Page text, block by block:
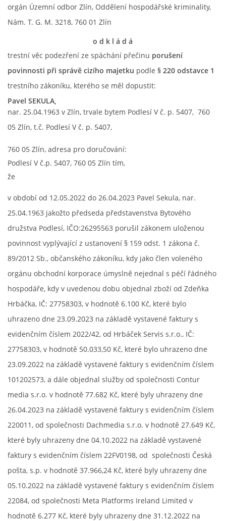
MOHLO BY SE VÁM HODIT!
VIDEO
FOTOALBUM
orgán Územní odbor Zlín, Oddělení hospodářské kriminality,
Nám. T. G. M. 3218, 760 01 Zlín
o d k l á d á
trestní věc podezření ze spáchání přečinu porušení
povinnosti při správě cizího majetku podle § 220 odstavce 1
trestního zákoníku, kterého se měl dopustit:
Pavel SEKULA,
nar. 25.04.1963 v Zlín, trvale bytem Podlesí V č. p. 5407, 760
05 Zlín, t.č. Podlesí V č. p. 5407,
760 05 Zlín, adresa pro doručování:
Podlesí V č.p. 5407, 760 05 Zlín tím,
že
v období od 12.05.2022 do 26.04.2023 Pavel Sekula, nar.
25.04.1963 jakožto předseda představenstva Bytového
družstva Podlesí, IČO:26295563 porušil zákonem uloženou
povinnost vyplývající z ustanovení § 159 odst. 1 zákona č.
89/2012 Sb., občanského zákoníku, kdy jako člen voleného
orgánu obchodní korporace úmyslně nejednal s péčí řádného
hospodáře, kdy v uvedenou dobu objednal zboží od Zdeňka
Hrbáčka, IČ: 27758303, v hodnotě 6.100 Kč, které bylo
uhrazeno dne 23.09.2023 na základě vystavené faktury s
evidenčním číslem 2022/42, od Hrbáček Servis s.r.o., IČ:
27758303, v hodnotě 50.033,50 Kč, které bylo uhrazeno dne
23.09.2022 na základě vystavené faktury s evidenčním číslem
101202573, a dále objednal služby od společnosti Contur
media s.r.o. v hodnotě 77.682 Kč, které byly uhrazeny dne
26.04.2023 na základě vystavené faktury s evidenčním číslem
220011, od společnosti Dachmedia s.r.o. v hodnotě 27.649 Kč,
které byly uhrazeny dne 04.10.2022 na základě vystavené
faktury s evidenčním číslem 22FV0198, od společnosti Česká
pošta, s.p. v hodnotě 37.966,24 Kč, které byly uhrazeny dne
05.10.2022 na základě vystavené faktury s evidenčním číslem
22084, od společnosti Meta Platforms Ireland Limited v
hodnotě 6.277 Kč, které byly uhrazeny dne 31.12.2022 na